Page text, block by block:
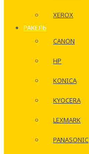
XEROX
РАКЕЛЬ
CANON
HP
KONICA
KYOCERA
LEXMARK
PANASONIC